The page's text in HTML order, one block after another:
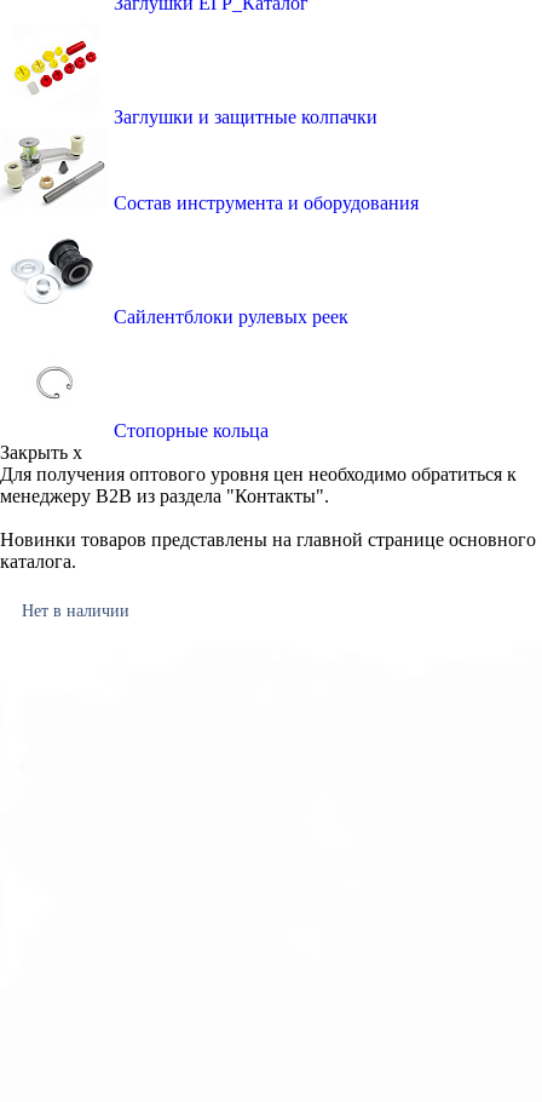
Заглушки и защитные колпачки
Состав инструмента и оборудования
Сайлентблоки рулевых реек
Стопорные кольца
Закрыть x
Для получения оптового уровня цен необходимо обратиться к
менеджеру B2B из раздела "Контакты".
Новинки товаров представлены на главной странице основного
каталога.
Нет в наличии